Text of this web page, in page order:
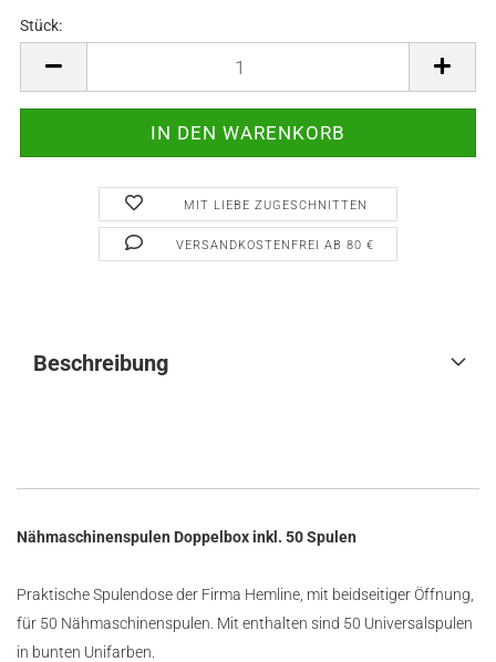
Stück:
MIT LIEBE ZUGESCHNITTEN
VERSANDKOSTENFREI AB 80 €
Beschreibung
Nähmaschinenspulen Doppelbox inkl. 50 Spulen
Praktische Spulendose der Firma Hemline, mit beidseitiger Öffnung,
für 50 Nähmaschinenspulen. Mit enthalten sind 50 Universalspulen
in bunten Unifarben.